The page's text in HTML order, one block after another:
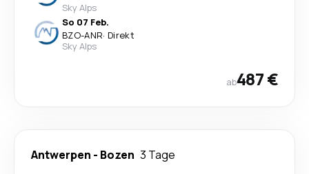
Sky Alps
So 07 Feb.
BZO-ANR· Direkt
Sky Alps
ab487 €
Antwerpen - Bozen 3 Tage